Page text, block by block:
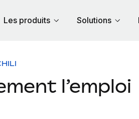
Les produits Solutions
l’emploi